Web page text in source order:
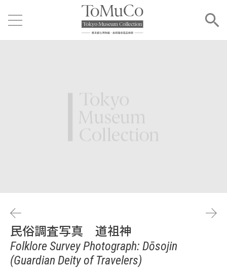
民俗調査写真 道祖神
Folklore Survey Photograph: Dōsojin
(Guardian Deity of Travelers)